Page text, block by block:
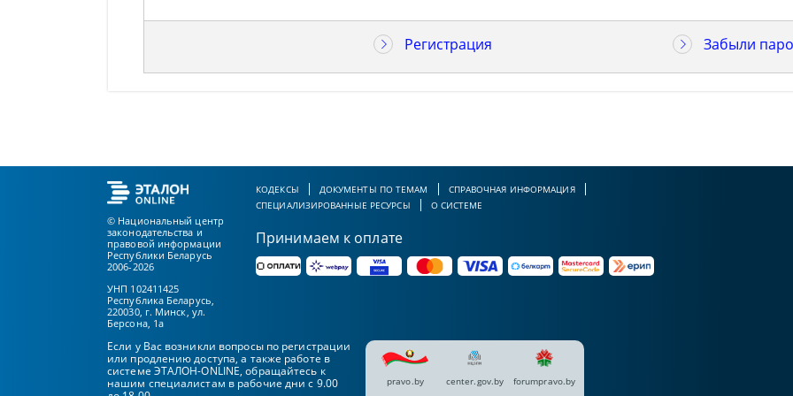
Регистрация Забыли
© Национальный центр
законодательства и
правовой информации
Республики Беларусь
2006-2026
УНП 102411425
Республика Беларусь,
220030, г. Минск, ул.
Берсона, 1а
КОДЕКСЫ ДОКУМЕНТЫ ПО ТЕМАМ
СПРАВОЧНАЯ ИНФОРМАЦИЯ
СПЕЦИАЛИЗИРОВАННЫЕ РЕСУРСЫ
О СИСТЕМЕ
Принимаем к оплате
Если у Вас возникли вопросы по регистрации
или продлению доступа, а также работе в
системе ЭТАЛОН-ONLINE, обращайтесь к
нашим специалистам в рабочие дни с 9.00
pravo.by center.gov.by forumpravo.by